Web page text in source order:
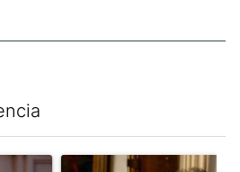
con el título "Las incosistencias de
Un artículo de tendencia con